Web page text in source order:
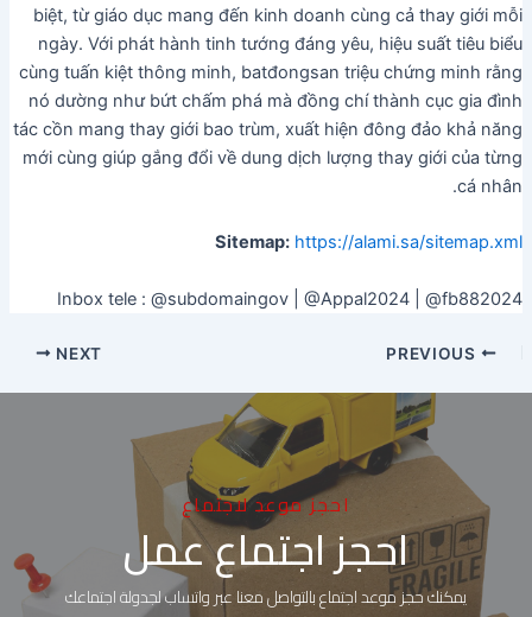
biệt, từ giáo dục mang đến kinh doanh cùng cả thay giới mỗi
ngày. Với phát hành tinh tướng đáng yêu, hiệu suất tiêu biểu
cùng tuấn kiệt thông minh, batđongsan triệu chứng minh rằng
nó dường như bứt chấm phá mà đồng chí thành cục gia đình
tác cồn mang thay giới bao trùm, xuất hiện đông đảo khả năng
mới cùng giúp gắng đổi về dung dịch lượng thay giới của từng
cá nhân.
Sitemap: https://alami.sa/sitemap.xml
Inbox tele : @subdomaingov | @Appal2024 | @fb882024
NEXT
احجز موعد لاجتماع
احجز اجتماع عمل
يمكنك حجز موعد اجتماع بالتواصل معنا عبر واتساب لجدولة اجتماعك